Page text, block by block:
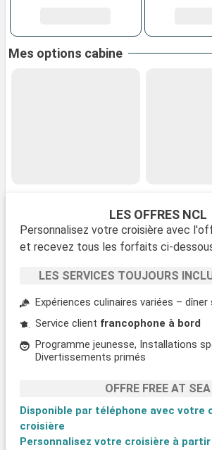
Mes options cabine
LES OFFRES NCL
Personnalisez votre croisière avec
et recevez tous les forfaits ci-
LES SERVICES TOUJOURS
Expériences culinaires variées –
Service client francophone à bord
Programme jeunesse, Installations
Divertissements primés
OFFRE FREE AT SEA
Disponible par téléphone avec votre
croisière
Personnalisez votre croisière à partir